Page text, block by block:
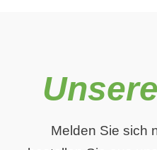
Melden Sie sich